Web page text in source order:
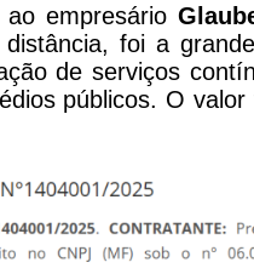
ao empresário
foi a
de serviços
públicos. O